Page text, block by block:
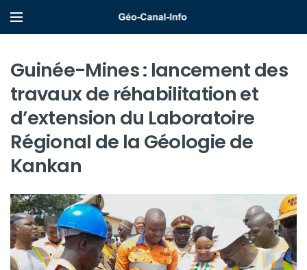
Guinée-Mines : lancement des
travaux de réhabilitation et
d’extension du Laboratoire
Régional de la Géologie de
Kankan